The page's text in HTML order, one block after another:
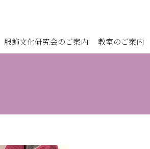
服飾文化研究会のご案内 教室のご案内